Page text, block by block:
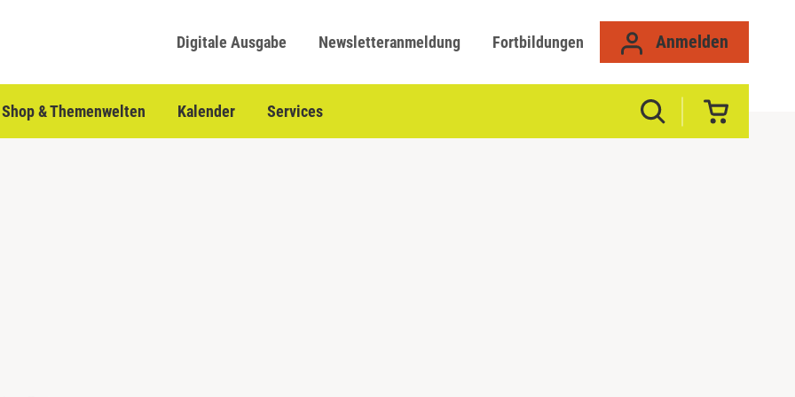
Digitale Ausgabe Newsletteranmeldung Fortbildungen Anmelden
Shop & Themenwelten Kalender Services